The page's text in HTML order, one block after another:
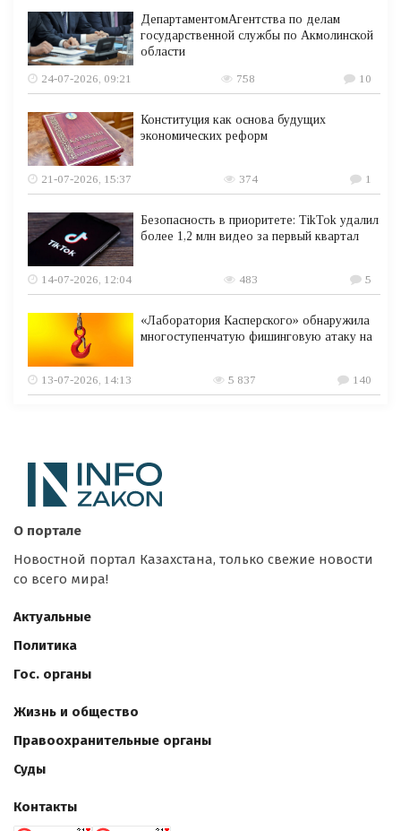
ДепартаментомАгентства по делам
государственной службы по Акмолинской
области
24-07-2026, 09:21
758 10
Конституция как основа будущих
экономических реформ
21-07-2026, 15:37 374 1
Безопасность в приоритете: TikTok удалил
более 1,2 млн видео за первый квартал
14-07-2026, 12:04 483 5
«Лаборатория Касперского» обнаружила
многоступенчатую фишинговую атаку на
13-07-2026, 14:13 5 837 140
О портале
Новостной портал Казахстана, только свежие новости
со всего мира!
Актуальные
Политика
Гос. органы
Жизнь и общество
Правоохранительные органы
Суды
Контакты